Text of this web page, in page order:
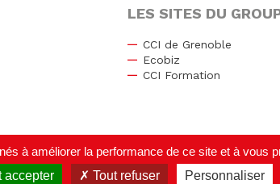
LES SITES DU
CCI de Grenoble
Ecobiz
CCI Formation
à améliorer la performance de ce site et à vous
accepter
Tout refuser Personnaliser